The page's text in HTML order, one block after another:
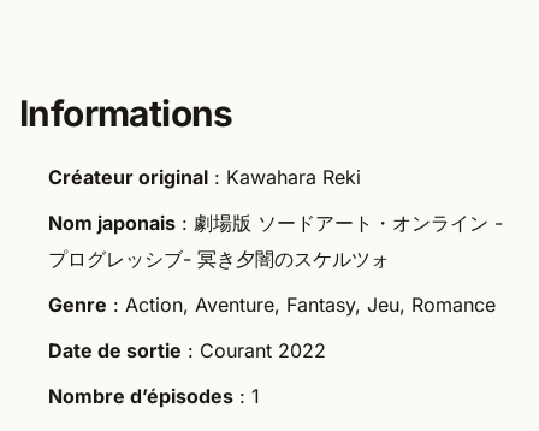
Informations
Créateur original : Kawahara Reki
Nom japonais : 劇場版 ソードアート・オンライン -
プログレッシブ- 冥き夕闇のスケルツォ
Genre : Action, Aventure, Fantasy, Jeu, Romance
Date de sortie : Courant 2022
Nombre d’épisodes : 1